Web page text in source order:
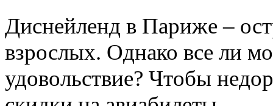
Диснейленд в Париже –
взрослых. Однако все ли
удовольствие? Чтобы